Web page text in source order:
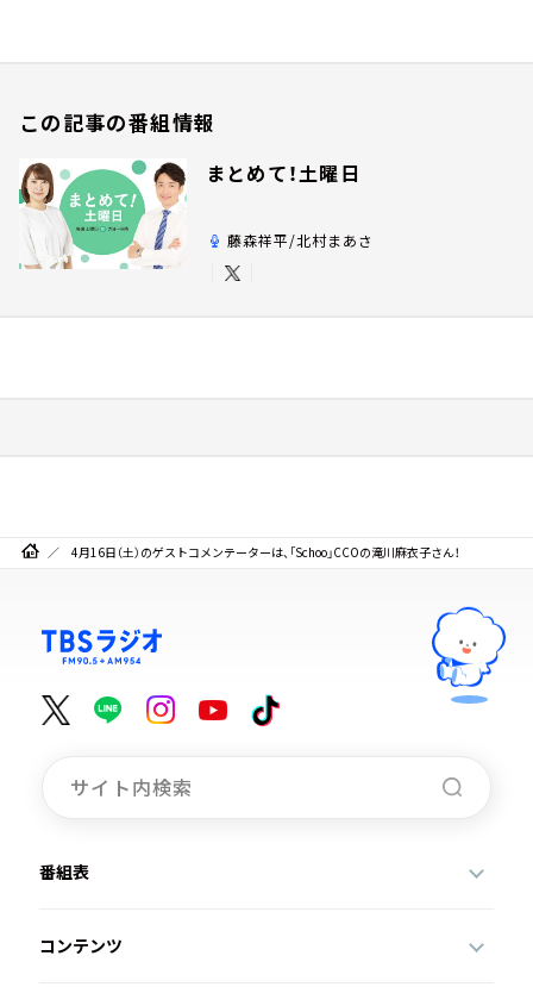
この記事の番組情報
まとめて！土曜日
藤森祥平/北村まあさ
4月16日（土）のゲストコメンテーターは、「Schoo」CCOの滝川麻衣子さん！
番組表
コンテンツ